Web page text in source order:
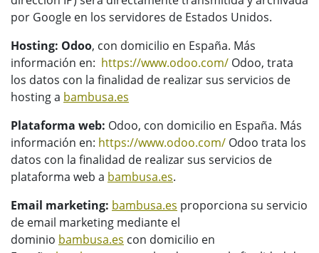
por Google en los servidores de Estados Unidos.
Hosting: Odoo, con domicilio en España. Más
información en: https://www.odoo.com/ Odoo, trata
los datos con la finalidad de realizar sus servicios de
hosting a bambusa.es
Plataforma web: Odoo, con domicilio en España. Más
información en: https://www.odoo.com/ Odoo trata los
datos con la finalidad de realizar sus servicios de
plataforma web a bambusa.es.
Email marketing: bambusa.es proporciona su servicio
de email marketing mediante el
dominio bambusa.es con domicilio en